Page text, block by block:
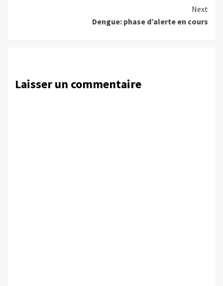
Next
Dengue: phase d’alerte en cours
Laisser un commentaire